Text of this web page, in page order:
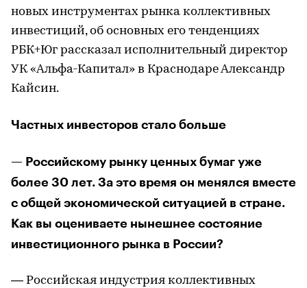
новых инструментах рынка коллективных
инвестиций, об основных его тенденциях
РБК+Юг рассказал исполнительный директор
УК «Альфа-Капитал» в Краснодаре Александр
Кайсин.
Частных инвесторов стало больше
— Российскому рынку ценных бумаг уже
более 30 лет. За это время он менялся вместе
с общей экономической ситуацией в стране.
Как вы оцениваете нынешнее состояние
инвестиционного рынка в России?
— Российская индустрия коллективных